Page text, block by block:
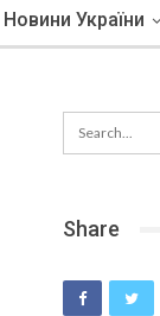
Новини України
Share